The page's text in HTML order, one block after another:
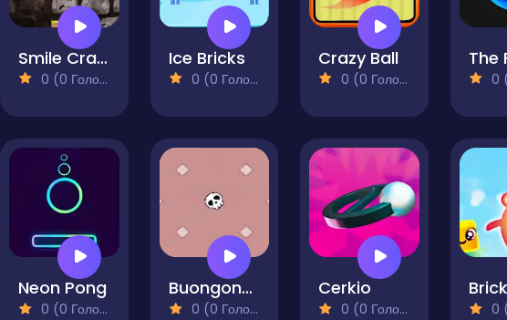
Smile Crazy Pong
0 (0 Голосів)
Ice Bricks
0 (0 Голосів)
Crazy Ball
0 (0 Голосів) 0
Neon Pong
0 (0 Голосів)
Buongonoid
0 (0 Голосів)
Cerkio
0 (0 Голосів) 0